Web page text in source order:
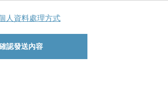
人資料處理方式